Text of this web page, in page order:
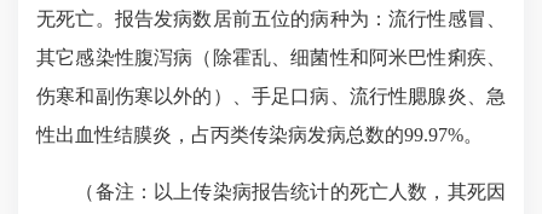
无死亡。报告发病数居前五位的病种为：流行性感冒、
其它感染性腹泻病（除霍乱、细菌性和阿米巴性痢疾、
伤寒和副伤寒以外的）、手足口病、流行性腮腺炎、急
性出血性结膜炎，占丙类传染病发病总数的99.97%。
（备注：以上传染病报告统计的死亡人数，其死因